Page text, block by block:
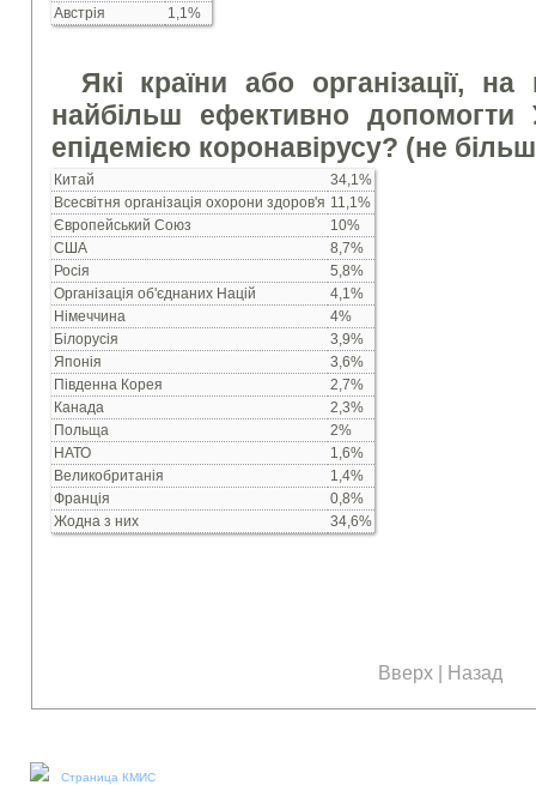
Австрія 1,1%
Які країни або організації,
найбільш ефективно допомогти
епідемією коронавірусу? (не
Китай
34,1%
Всесвітня організація охорони здоров'я 11,1%
Європейський Союз
10%
США
8,7%
Росія
5,8%
Організація об'єднаних Націй
4,1%
Німеччина
4%
Білорусія
3,9%
Японія
3,6%
Південна Корея
2,7%
Канада
2,3%
Польща
2%
НАТО
1,6%
Великобританія
1,4%
Франція
0,8%
Жодна з них
34,6%
Вверх| Назад
Страница КМИС